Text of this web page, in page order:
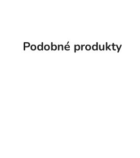
Podobné produkty